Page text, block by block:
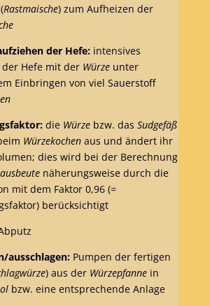
Rastmaische) zum Aufheizen der
der Hefe:intensives
Hefe mit der Würzeunter
Einbringen von viel Sauerstoff
die Würze bzw. das Sudgefäß
Würzekochen aus und ändert ihr
dies wird bei der Berechnung
näherungsweise durch die
mit dem Faktor 0,96 (=
berücksichtigt
ausschlagen:Pumpen der fertigen
) aus der Würzepfannein
bzw. eine entsprechende Anlage